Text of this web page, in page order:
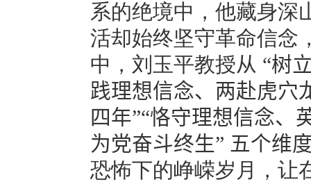
系的绝境中，他藏身深
活却始终坚守革命信念
中，刘玉平教授从 “树
践理想信念、两赴虎穴
四年”“恪守理想信念、
为党奋斗终生” 五个维
恐怖下的峥嵘岁月，让